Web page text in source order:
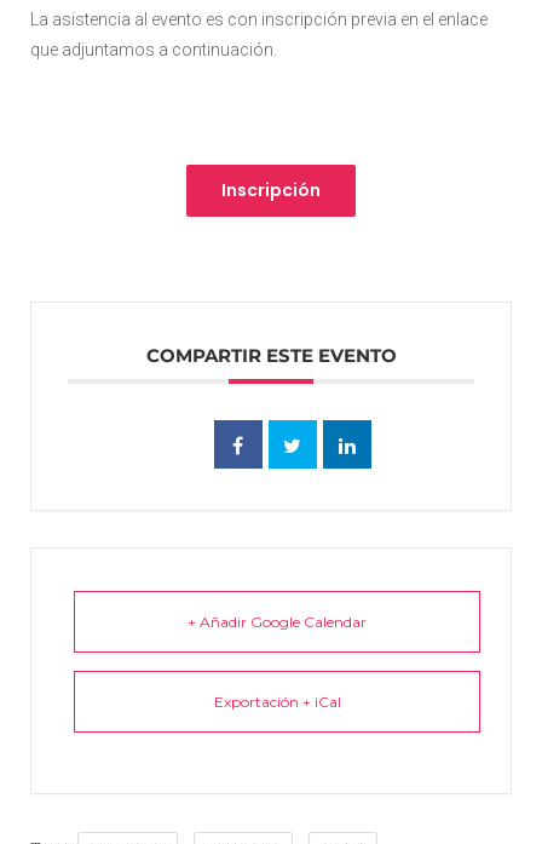
La asistencia al evento es con inscripción previa en el enlace
que adjuntamos a continuación.
Inscripción
COMPARTIR ESTE EVENTO
+ Añadir Google Calendar
Exportación + iCal